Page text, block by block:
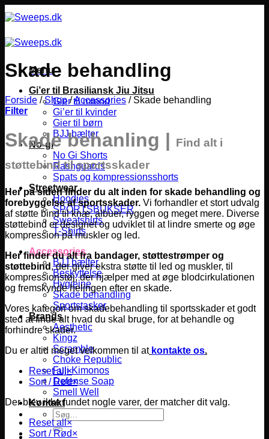
til
Menu
Gi’er til Brasiliansk Jiu Jitsu
Gier til mænd
Gi’er til kvinder
Gier til børn
BJJ bælter
No-gi
No Gi Shorts
Rashguards
Spats og kompressionsshorts
Streetwear
Hoodies
SPORTSBUKSER
Sweatshirts
T-Shirts
Accessories
BJJ bælter
Beskyttelse
Hygiejne
Skade behandling
Sportstasker
Brands
Aesthetic
Kingz
Scramble
Choke Republic
Fuji Kimonos
Defense Soap
Smell Well
Kontakt
Søg
efter:
Skade behandling
Forside / Shop /Accessories /Skade behandling
Filter
Skade behanling | Find alt i
støttebind til sportsskader
Her på siden finder du alt inden for skade behandling og
forebyggelse af sportsskader. Vi forhandler et stort udvalg
af støtte bind til knæ, albuer, ryggen og meget mere. Diverse
støttebind er designet og udviklet til at lindre smerte og øge
kompression på muskler og led.
Her finder du alt fra bandager, støttestrømper og
støttebind , der giver ekstra støtte til led og muskler, til
kompressionstøj, der hjælper med at øge blodcirkulationen
og fremskynde helingen efter en skade.
Vores kategori om skadebehandling til sportsskader et godt
sted at finde alt hvad du skal bruge, for at behandle og
forhindre skader.
Du er altid meget velkommen til at kontakte os.
Reset all×
Sort / Rød×
Der blev ikke fundet nogle varer, der matcher dit valg.
Reset all×
Sort / Rød×